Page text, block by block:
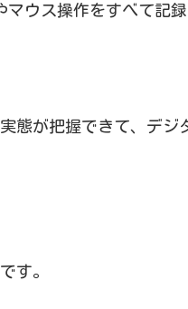
マウス操作をすべて記
態が把握できて、デジ
です。